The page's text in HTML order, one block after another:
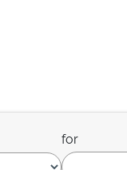
for